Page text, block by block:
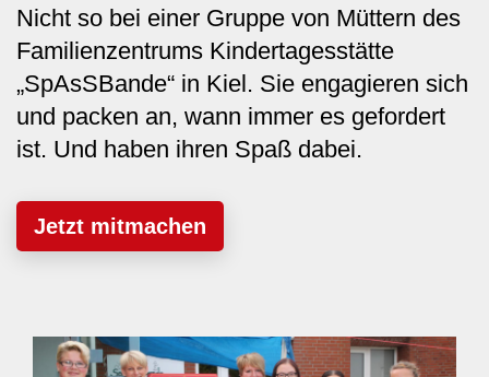
Nicht so bei einer Gruppe von Müttern des
Familienzentrums Kindertagesstätte
„SpAsSBande“ in Kiel. Sie engagieren sich
und packen an, wann immer es gefordert
ist. Und haben ihren Spaß dabei.
Jetzt mitmachen